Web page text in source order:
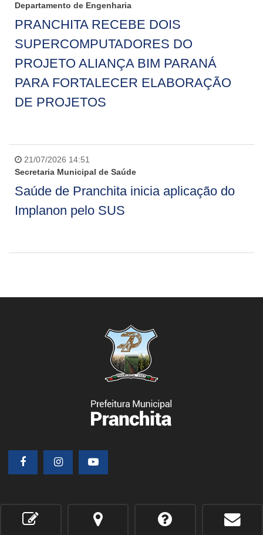
Departamento de Engenharia
PRANCHITA RECEBE DOIS
SUPERCOMPUTADORES DO
PROJETO ALIANÇA BIM PARANÁ
PARA FORTALECER ELABORAÇÃO
DE PROJETOS
21/07/2026 14:51
Secretaria Municipal de Saúde
Saúde de Pranchita inicia aplicação do
Implanon pelo SUS